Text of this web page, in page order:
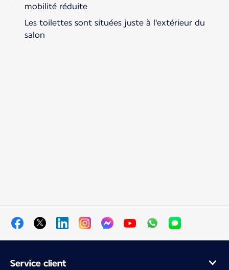
mobilité réduite
Les toilettes sont situées juste à l'extérieur du
salon
Service client